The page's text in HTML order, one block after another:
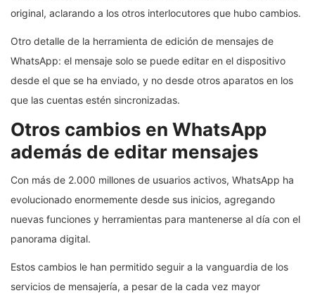
original, aclarando a los otros interlocutores que hubo cambios.
Otro detalle de la herramienta de edición de mensajes de
WhatsApp: el mensaje solo se puede editar en el dispositivo
desde el que se ha enviado, y no desde otros aparatos en los
que las cuentas estén sincronizadas.
Otros cambios en WhatsApp
además de editar mensajes
Con más de 2.000 millones de usuarios activos, WhatsApp ha
evolucionado enormemente desde sus inicios, agregando
nuevas funciones y herramientas para mantenerse al día con el
panorama digital.
Estos cambios le han permitido seguir a la vanguardia de los
servicios de mensajería, a pesar de la cada vez mayor